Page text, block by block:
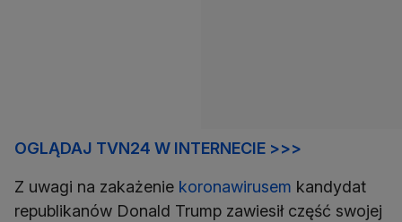
OGLĄDAJ TVN24 W INTERNECIE >>>
Z uwagi na zakażenie koronawirusem kandydat
republikanów Donald Trump zawiesił część swojej